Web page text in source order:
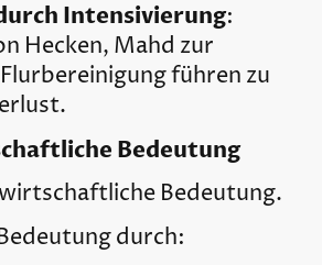
Intensivierung:
Hecken, Mahd zur
führen zu
Bedeutung
Bedeutung.
durch: